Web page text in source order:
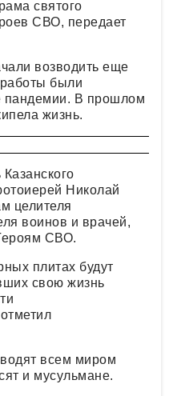
святого
СВО, передает
возводить еще
работы были
пандемии. В прошлом
жизнь.
Казанского
Николай
целителя
воинов и врачей,
СВО.
плитах будут
свою жизнь
всем миром
и мусульмане.